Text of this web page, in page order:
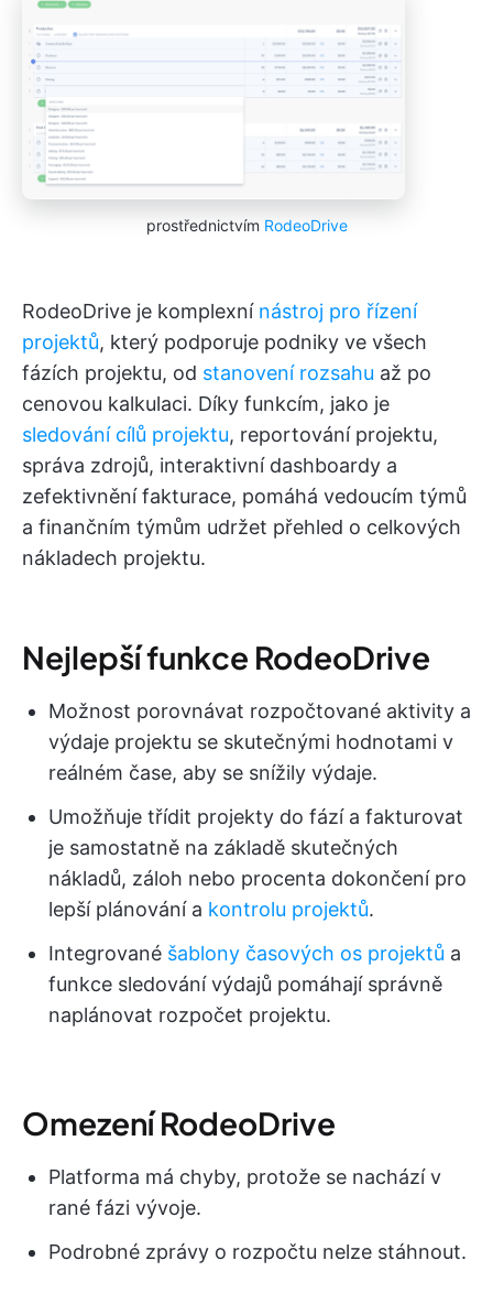
prostřednictvím RodeoDrive
RodeoDrive je komplexní nástroj pro řízení
projektů, který podporuje podniky ve všech
fázích projektu, od stanovení rozsahu až po
cenovou kalkulaci. Díky funkcím, jako je
sledování cílů projektu, reportování projektu,
správa zdrojů, interaktivní dashboardy a
zefektivnění fakturace, pomáhá vedoucím týmů
a finančním týmům udržet přehled o celkových
nákladech projektu.
Nejlepší funkce RodeoDrive
Možnost porovnávat rozpočtované aktivity a
výdaje projektu se skutečnými hodnotami v
reálném čase, aby se snížily výdaje.
Umožňuje třídit projekty do fází a fakturovat
je samostatně na základě skutečných
nákladů, záloh nebo procenta dokončení pro
lepší plánování a kontrolu projektů.
Integrované šablony časových os projektů a
funkce sledování výdajů pomáhají správně
naplánovat rozpočet projektu.
Omezení RodeoDrive
Platforma má chyby, protože se nachází v
rané fázi vývoje.
Podrobné zprávy o rozpočtu nelze stáhnout.